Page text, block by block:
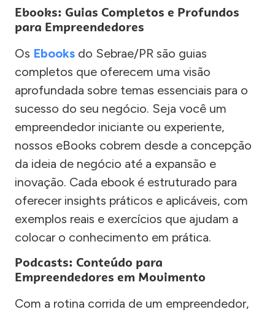
Ebooks: Guias Completos e Profundos
para Empreendedores
Os Ebooks do Sebrae/PR são guias
completos que oferecem uma visão
aprofundada sobre temas essenciais para o
sucesso do seu negócio. Seja você um
empreendedor iniciante ou experiente,
nossos eBooks cobrem desde a concepção
da ideia de negócio até a expansão e
inovação. Cada ebook é estruturado para
oferecer insights práticos e aplicáveis, com
exemplos reais e exercícios que ajudam a
colocar o conhecimento em prática.
Podcasts: Conteúdo para
Empreendedores em Movimento
Com a rotina corrida de um empreendedor,